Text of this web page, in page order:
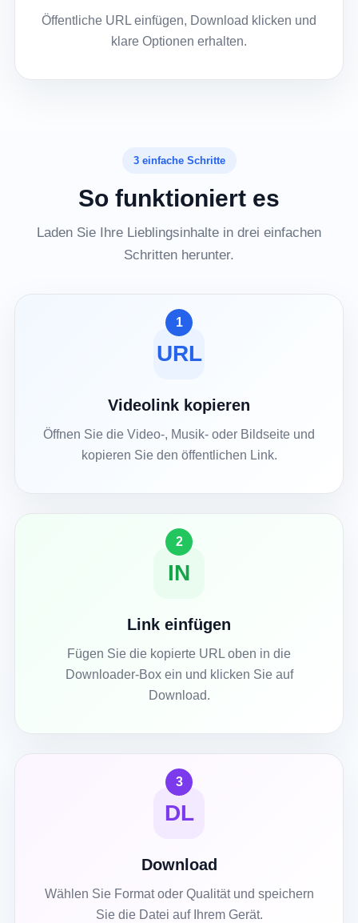
Öffentliche URL einfügen, Download klicken und
klare Optionen erhalten.
3 einfache Schritte
So funktioniert es
Laden Sie Ihre Lieblingsinhalte in drei einfachen
Schritten herunter.
1
URL
Videolink kopieren
Öffnen Sie die Video-, Musik- oder Bildseite und
kopieren Sie den öffentlichen Link.
2
IN
Link einfügen
Fügen Sie die kopierte URL oben in die
Downloader-Box ein und klicken Sie auf
Download.
3
DL
Download
Wählen Sie Format oder Qualität und speichern
Sie die Datei auf Ihrem Gerät.